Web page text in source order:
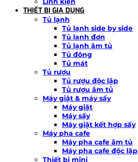
THIẾT BỊ GIA DỤNG
Tủ lạnh
Tủ lạnh side by side
Tủ lạnh đơn
Tủ lạnh âm tủ
Tủ đông
Tủ mát
Tủ rượu
Tủ rượu độc lập
Tủ rượu âm tủ
Máy giặt & máy sấy
Máy giặt
Máy sấy
Máy giặt kết hợp sấy
Máy pha cafe
Máy pha cafe âm tủ
Máy pha cafe độc lập
Thiết bị mini